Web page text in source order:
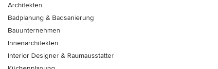
Architekten
Badplanung & Badsanierung
Bauunternehmen
Innenarchitekten
Interior Designer & Raumausstatter